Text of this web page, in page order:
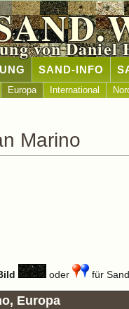
von Daniel
SAND-INFO
Europa International
Marino
oder für
Europa